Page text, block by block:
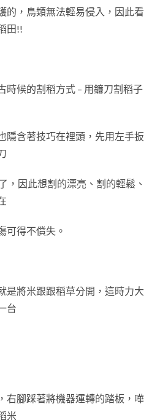
的 ，鳥類無法輕易侵入 ，因此看
田!!
時候的割稻方式 – 用鐮刀割稻子
隱含著技巧在裡頭，先用左手扳
，因此想割的漂亮 、 割的輕鬆、
可得不償失。
是將米跟跟稻草分開 ，這時力大
台
右腳踩著將機器運轉的踏板，嘩
米